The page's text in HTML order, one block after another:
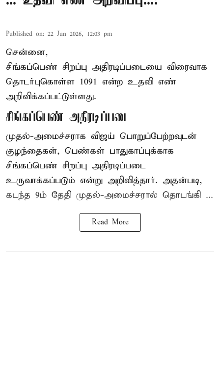
Published on: 22 Jun 2026, 12:03 pm
சென்னை,
சிங்கப்பெண் சிறப்பு அதிரடிப்படையை விரைவாக
தொடர்புகொள்ள 1091 என்ற உதவி எண்
அறிவிக்கப்பட்டுள்ளது.
சிங்கப்பெண் அதிரடிப்படை
முதல்-அமைச்சராக விஜய் பொறுப்பேற்றவுடன்
குழந்தைகள், பெண்கள் பாதுகாப்புக்காக
சிங்கப்பெண் சிறப்பு அதிரடிப்படை
உருவாக்கப்படும் என்று அறிவித்தார். அதன்படி,
கடந்த 9ம் தேதி முதல்-அமைச்சரால் தொடங்கி ...
Read More